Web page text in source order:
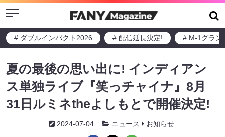
Menu
# ダブルインパクト2026 # 配信延長決定! # M-1グラン
夏の最後の思い出に! インディアン
ス単独ライブ『笑っチャイナ』8月
31日ルミネtheよしもとで開催決定!
2024-07-04 ニュース お知らせ